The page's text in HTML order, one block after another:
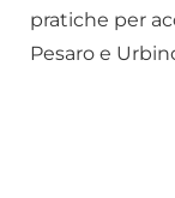
pratiche per
Pesaro e